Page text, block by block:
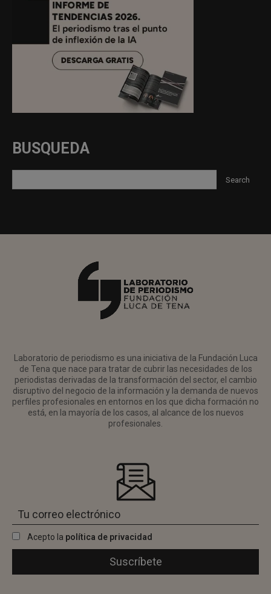
BUSQUEDA
Laboratorio de periodismo es una iniciativa de la Fundación Luca
de Tena que nace para tratar de cubrir las necesidades de los
periodistas derivadas de la transformación del sector, el cambio
disruptivo del negocio de la información y la demanda de nuevos
perfiles profesionales en entornos en los que dicha formación no
está, en la mayoría de los casos, al alcance de los nuevos
profesionales.
Acepto la política de privacidad